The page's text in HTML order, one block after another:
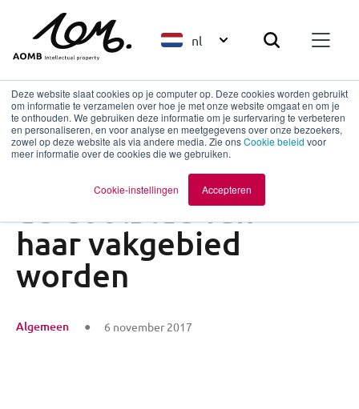
Deze website slaat cookies op je computer op. Deze cookies worden gebruikt
om informatie te verzamelen over hoe je met onze website omgaat en om je
te onthouden. We gebruiken deze informatie om je surfervaring te verbeteren
en personaliseren, en voor analyse en meetgegevens over onze bezoekers,
zowel op deze website als via andere media. Zie onsCookie beleid voor
meer informatie over de cookies die we gebruiken.
Cookie-instellingen Accepteren
nl
Terug naar overzicht
EDC Wholesale wil
de Coolblue van
haar vakgebied
worden
Algemeen 6 november 2017